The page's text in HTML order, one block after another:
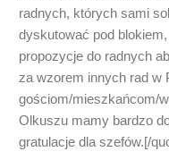
radnych, których sami
dyskutować pod
propozycje do radnych
za wzorem innych rad w
gościom/mieszkańcom/
Olkuszu mamy bardzo
gratulacje dla szefów.[/